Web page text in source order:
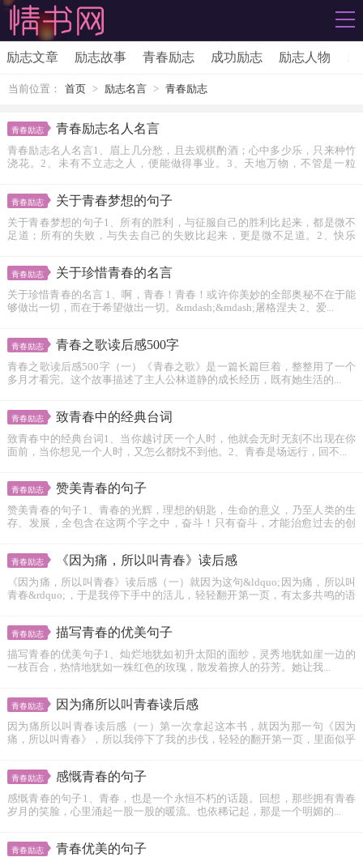
励志文章 励志故事 青春励志 成功励志 励志人物
当前位置： 首页 > 励志名言 > 青春励志
青春励志 青春励志名人名言
青春励志名人名言1、眉上几分愁，且去观棋酌酒；心中多少乐，只来种竹
浇花。2、未有不立志之人，便能做得事业。3、天地万物，不管是一粒
青春励志 关于青春梦想的句子
关于青春梦想的句子1、所有的胜利，与征服自己的胜利比起来，都是微不
足道；所有的失败，与失去自己的失败比起来，更是微不足道。2、快乐
青春励志 关于珍惜青春的名言
关于珍惜青春的名言 1、啊，青春！青春！或许你美妙的全部奥秘不在于能
够做出一切，而在于希望做出一切。&mdash;&mdash;屠格涅夫 2、爱...
青春励志 青春之歌读后感500字
青春之歌读后感500字（一）《青春之歌》是一篇长篇巨着，整整用了一个
多月才看完。这个故事描述了主人公林道静的成长经历，既有她生活的...
青春励志 致青春中的经典台词
致青春中的经典台词1、当你越讨厌一个人时，他就会无时无刻不出现在你
面前，当你想见一个人时，又怎么都找不到他。2、青春是场远行，回不...
青春励志 赞美青春的句子
赞美青春的句子1、青春的光辉，理想的钥匙，生命的意义，乃至人类的生
存、发展，全包含在这两个字之中，奋斗！只有奋斗，才能治愈过去的创
青春励志 《因为痛，所以叫青春》读后感
《因为痛，所以叫青春》读后感（一）就因为这句&ldquo;因为痛，所以叫
青春&rdquo;，于是我停下手中的活儿，轻轻翻开第一页，有太多共鸣的语
青春励志 描写青春的优美句子
描写青春的优美句子1、灿烂地犹如初升太阳的面纱，灵秀地犹如崖一边的
一枝百合，热情地犹如一株红色的玫瑰，散发着撩人的芬芳。她让我...
青春励志 因为痛所以叫青春读后感
因为痛所以叫青春读后感（一）第一次拿起这本书，就因为那一句《因为
痛，所以叫青春》，所以我停下了我的步伐，轻轻的翻开第一页，里面似乎
青春励志 感慨青春的句子
感慨青春的句子1、青春，也是一个永恒不朽的话题。回想，那些拥有青春
岁月的笑脸，心里涌起一股一股的暖流。也依稀记起，那是一个明媚的...
青春励志 青春优美的句子